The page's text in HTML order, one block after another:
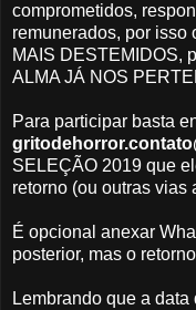
comprometidos,
remunerados, por isso
MAIS DESTEMIDOS,
ALMA JÁ NOS
Para participar basta
SELEÇÃO 2019 que
retorno (ou outras vias
É opcional anexar
posterior, mas o
Lembrando que a